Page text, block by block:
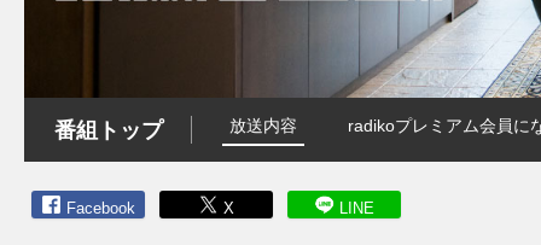
番組トップ 放送内容 radikoプレミアム会員に
Facebook X LINE